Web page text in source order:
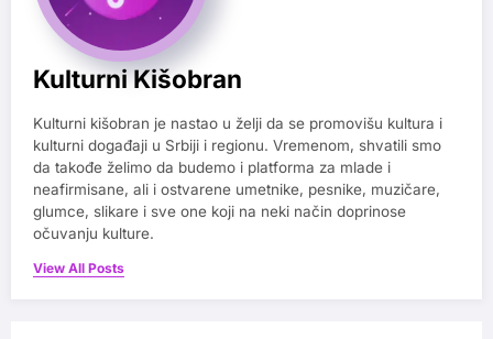
Kulturni Kišobran
Kulturni kišobran je nastao u želji da se promovišu kultura i
kulturni događaji u Srbiji i regionu. Vremenom, shvatili smo
da takođe želimo da budemo i platforma za mlade i
neafirmisane, ali i ostvarene umetnike, pesnike, muzičare,
glumce, slikare i sve one koji na neki način doprinose
očuvanju kulture.
View All Posts